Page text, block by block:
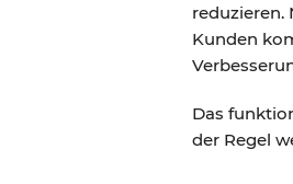
reduzieren.
Kunden
Das
der Regel